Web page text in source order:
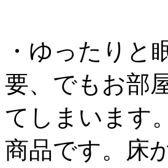
・ゆったりと
要、でもお部
てしまいます
商品です。床